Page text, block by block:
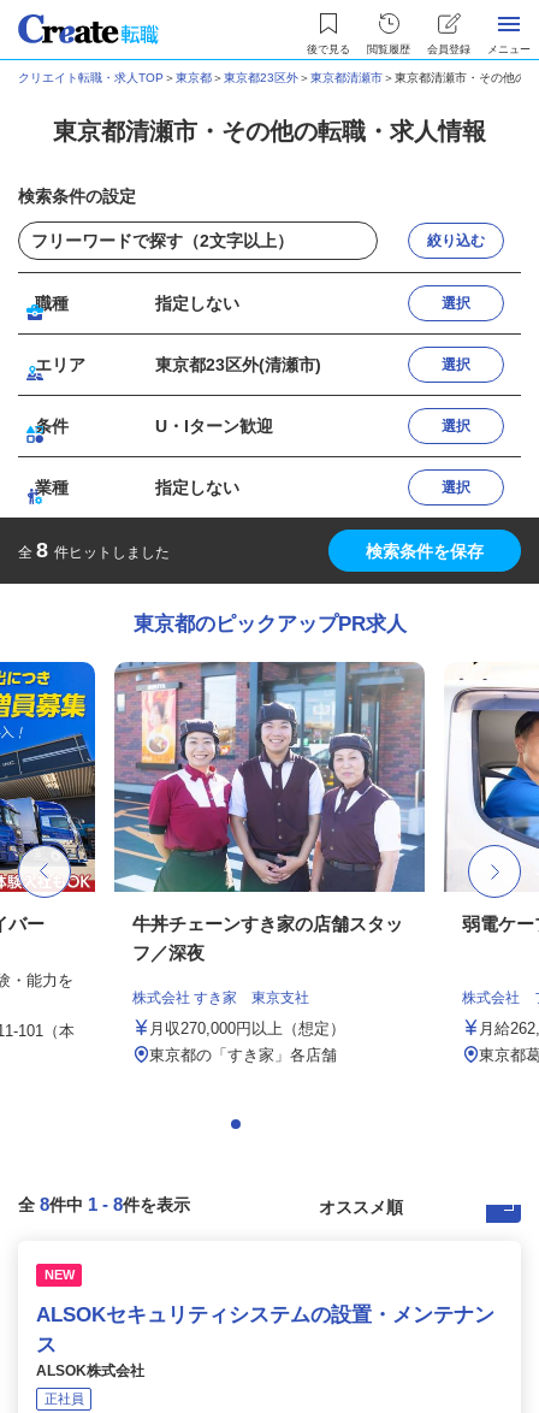
後で見る 閲覧履歴 会員登録 メニュー
クリエイト転職・求人TOP ＞東京都＞東京都23区外＞東京都清瀬市＞東京都清瀬市・その他の
東京都清瀬市・その他の転職・求人情報
検索条件の設定
絞り込む
職種 指定しない 選択
エリア 東京都23区外(清瀬市) 選択
条件 U・Iターン歓迎 選択
業種 指定しない 選択
全 8 件ヒットしました 検索条件を保存
東京都のピックアップPR求人
バー
・能力を
101（本
牛丼チェーンすき家の店舗スタッ
フ／深夜
株式会社 すき家 東京支社
月収270,000円以上（想定）
東京都の「すき家」各店舗
弱電ケー
株式会社
月給
東京都
全 8件中 1 - 8件を表示
NEW
ALSOKセキュリティシステムの設置・メンテナン
ス
ALSOK株式会社
正社員